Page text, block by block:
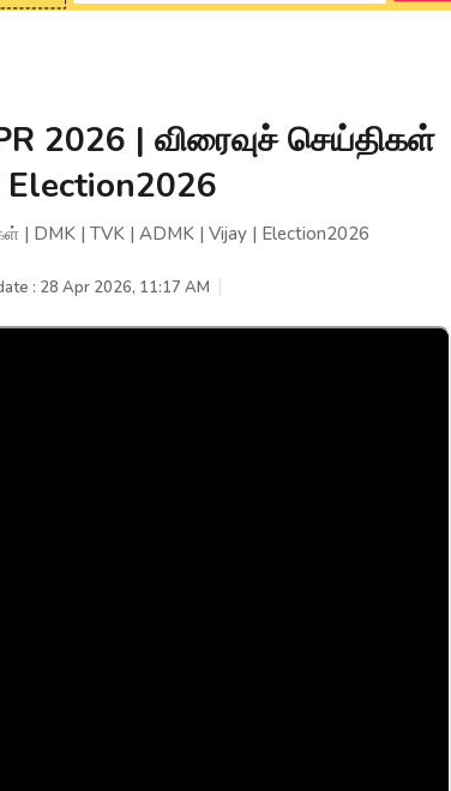
2026 | விரைவுச் செய்திகள்
| DMK | TVK | ADMK | Vijay | Election2026
: 28 Apr 2026, 11:17 AM